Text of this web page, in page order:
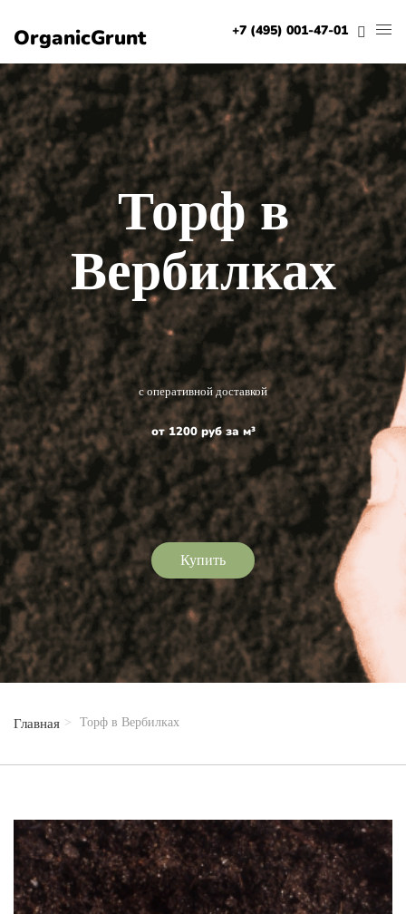
OrganicGrunt +7 (495) 001-47-01
Торф в
Вербилках
с оперативной доставкой
от 1200 руб за м³
Купить
Главная Торф в Вербилках